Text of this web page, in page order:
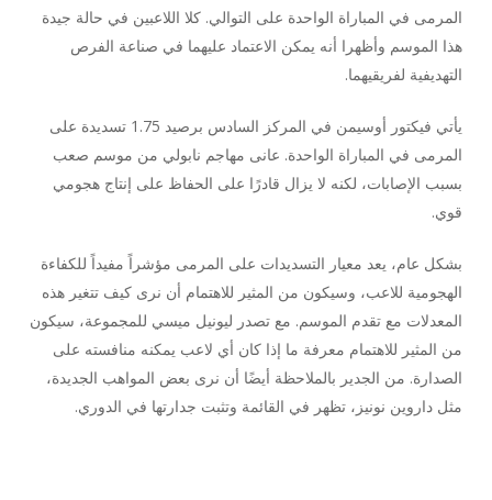
المرمى في المباراة الواحدة على التوالي. كلا اللاعبين في حالة جيدة
هذا الموسم وأظهرا أنه يمكن الاعتماد عليهما في صناعة الفرص
التهديفية لفريقيهما.
يأتي فيكتور أوسيمن في المركز السادس برصيد 1.75 تسديدة على
المرمى في المباراة الواحدة. عانى مهاجم نابولي من موسم صعب
بسبب الإصابات، لكنه لا يزال قادرًا على الحفاظ على إنتاج هجومي
قوي.
بشكل عام، يعد معيار التسديدات على المرمى مؤشراً مفيداً للكفاءة
الهجومية للاعب، وسيكون من المثير للاهتمام أن نرى كيف تتغير هذه
المعدلات مع تقدم الموسم. مع تصدر ليونيل ميسي للمجموعة، سيكون
من المثير للاهتمام معرفة ما إذا كان أي لاعب يمكنه منافسته على
الصدارة. من الجدير بالملاحظة أيضًا أن نرى بعض المواهب الجديدة،
مثل داروين نونيز، تظهر في القائمة وتثبت جدارتها في الدوري.